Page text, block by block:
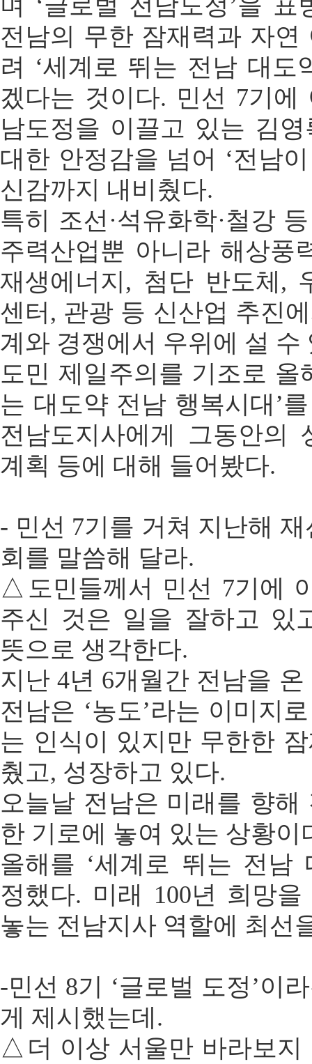
며 ‘글로벌 전남도정’을
전남의 무한 잠재력과 자연
려 ‘세계로 뛰는 전남 대도
겠다는 것이다. 민선 7기
남도정을 이끌고 있는 김
대한 안정감을 넘어 ‘전남
신감까지 내비췄다.
특히 조선·석유화학·철강
주력산업뿐 아니라 해상풍
재생에너지, 첨단 반도체,
센터, 관광 등 신산업 추진
계와 경쟁에서 우위에 설 수
도민 제일주의를 기조로 올
는 대도약 전남 행복시대’
전남도지사에게 그동안의
계획 등에 대해 들어봤다.
- 민선 7기를 거쳐 지난해
회를 말씀해 달라.
△도민들께서 민선 7기에
주신 것은 일을 잘하고 있
뜻으로 생각한다.
지난 4년 6개월간 전남을
전남은 ‘농도’라는 이미지
는 인식이 있지만 무한한
췄고, 성장하고 있다.
오늘날 전남은 미래를 향해
한 기로에 놓여 있는 상황이
올해를 ‘세계로 뛰는 전남
정했다. 미래 100년 희망
놓는 전남지사 역할에 최선
-민선 8기 ‘글로벌 도정’이
게 제시했는데.
△더 이상 서울만 바라보지